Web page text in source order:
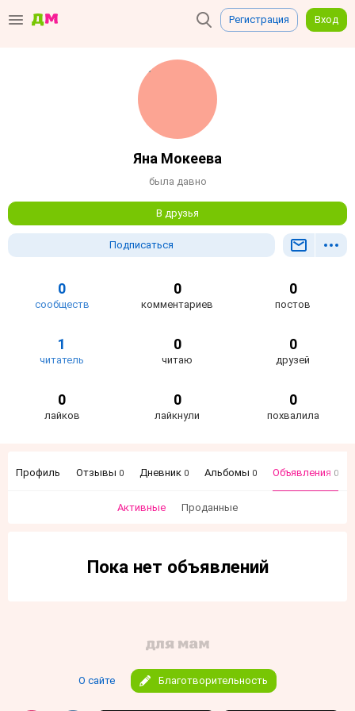
Регистрация Вход
Яна Мокеева
была давно
В друзья
Подписаться
0
сообществ
0
комментариев
0
постов
1
читатель
0
читаю
0
друзей
0
лайков
0
лайкнули
0
похвалила
Профиль Отзывы 0 Дневник 0 Альбомы 0 Объявления 0
Активные Проданные
Пока нет объявлений
О сайте Благотворительность